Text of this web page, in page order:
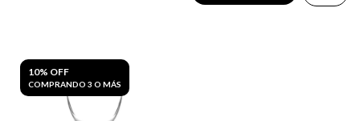
10% OFF
COMPRANDO 3 O MÁS